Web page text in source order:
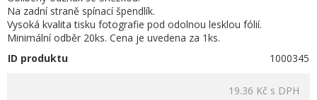
Na zadní straně spínací špendlík.
Vysoká kvalita tisku fotografie pod odolnou lesklou fólií.
Minimální odběr 20ks. Cena je uvedena za 1ks.
ID produktu
1000345
19.36 Kč s DPH